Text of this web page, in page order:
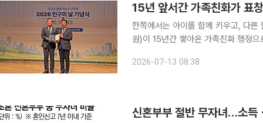
15년 앞서간 가족친화가 표
한쪽에서는 아이를 함께 키우고, 다른 한쪽에서는
원)이 15년간 쌓아온 가족친화 행정
2026-07-13 08:38
신혼부부 절반 무자녀…소득